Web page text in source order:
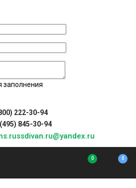
заполнения
222-30-94
845-30-94
0 0